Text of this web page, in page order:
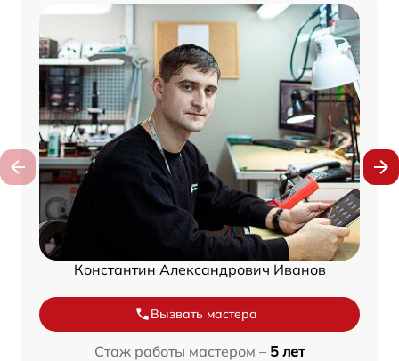
Константин Александрович Иванов
Вызвать мастера
Стаж работы мастером – 5 лет